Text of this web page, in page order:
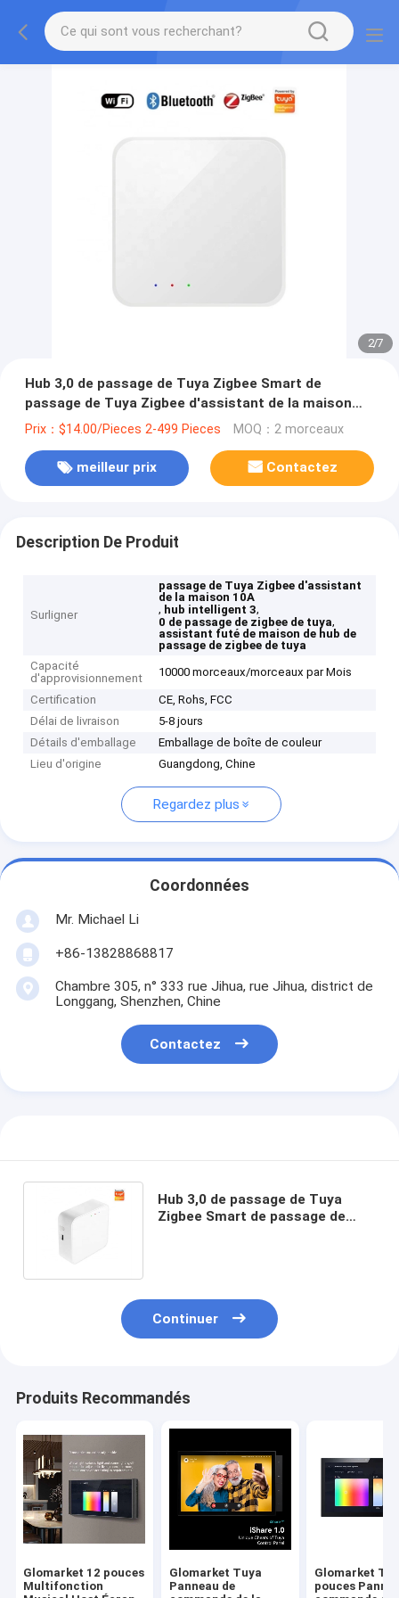
2/7
Hub 3,0 de passage de Tuya Zigbee Smart de
passage de Tuya Zigbee d'assistant de la maison
10A
Prix：$14.00/Pieces 2-499 Pieces MOQ：2 morceaux
meilleur prix Contactez
Description De Produit
Surligner
passage de Tuya Zigbee d'assistant
de la maison 10A
, hub intelligent 3,
0 de passage de zigbee de tuya,
assistant futé de maison de hub de
passage de zigbee de tuya
Capacité
d'approvisionnement
10000 morceaux/morceaux par Mois
Certification
CE, Rohs, FCC
Délai de livraison
5-8 jours
Détails d'emballage
Emballage de boîte de couleur
Lieu d'origine
Guangdong, Chine
Regardez plus
Coordonnées
Mr. Michael Li
+86-13828868817
Chambre 305, n° 333 rue Jihua, rue Jihua, district de
Longgang, Shenzhen, Chine
Contactez
Hub 3,0 de passage de Tuya
Zigbee Smart de passage de
Continuer
Produits Recommandés
Glomarket 12 pouces
Multifonction
Glomarket Tuya
Panneau de
Glomarket
pouces